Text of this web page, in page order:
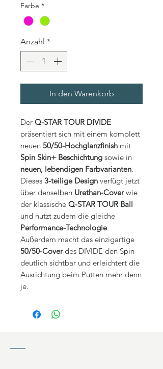
Farbe *
Anzahl *
In den Warenkorb
Der Q-STAR TOUR DIVIDE
präsentiert sich mit einem komplett
neuen 50/50-Hochglanzfinish mit
Spin Skin+ Beschichtung sowie in
neuen, lebendigen Farbvarianten.
Dieses 3-teilige Design verfügt jetzt
über denselben Urethan-Coverwie
der klassische Q-STAR TOUR Ball
und nutzt zudem die gleiche
Performance-Technologie.
Außerdem macht das einzigartige
50/50-Coverdes DIVIDE den Spin
deutlich sichtbar und erleichtert die
Ausrichtung beim Putten mehr denn
je.